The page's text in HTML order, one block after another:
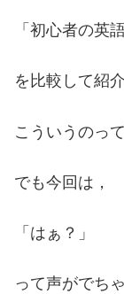
「初心者の英
を比較して紹
こういうのっ
でも今回は，
「はぁ？」
って声がでち